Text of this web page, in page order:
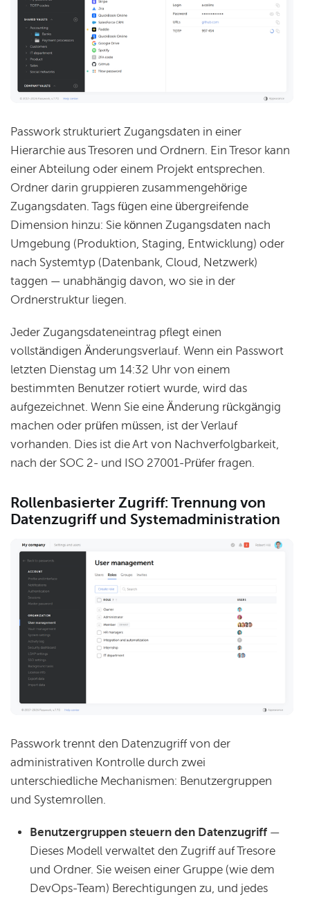
Passwork strukturiert Zugangsdaten in einer
Hierarchie aus Tresoren und Ordnern. Ein Tresor kann
einer Abteilung oder einem Projekt entsprechen.
Ordner darin gruppieren zusammengehörige
Zugangsdaten. Tags fügen eine übergreifende
Dimension hinzu: Sie können Zugangsdaten nach
Umgebung (Produktion, Staging, Entwicklung) oder
nach Systemtyp (Datenbank, Cloud, Netzwerk)
taggen — unabhängig davon, wo sie in der
Ordnerstruktur liegen.
Jeder Zugangsdateneintrag pflegt einen
vollständigen Änderungsverlauf. Wenn ein Passwort
letzten Dienstag um 14:32 Uhr von einem
bestimmten Benutzer rotiert wurde, wird das
aufgezeichnet. Wenn Sie eine Änderung rückgängig
machen oder prüfen müssen, ist der Verlauf
vorhanden. Dies ist die Art von Nachverfolgbarkeit,
nach der SOC 2- und ISO 27001-Prüfer fragen.
Rollenbasierter Zugriff: Trennung von
Datenzugriff und Systemadministration
Passwork trennt den Datenzugriff von der
administrativen Kontrolle durch zwei
unterschiedliche Mechanismen: Benutzergruppen
und Systemrollen.
Benutzergruppen steuern den Datenzugriff —
Dieses Modell verwaltet den Zugriff auf Tresore
und Ordner. Sie weisen einer Gruppe (wie dem
DevOps-Team) Berechtigungen zu, und jedes